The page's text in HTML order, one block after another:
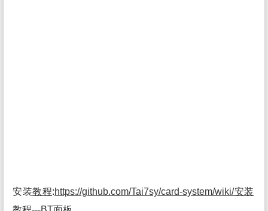
安装教程:https://github.com/Tai7sy/card-system/wiki/安装